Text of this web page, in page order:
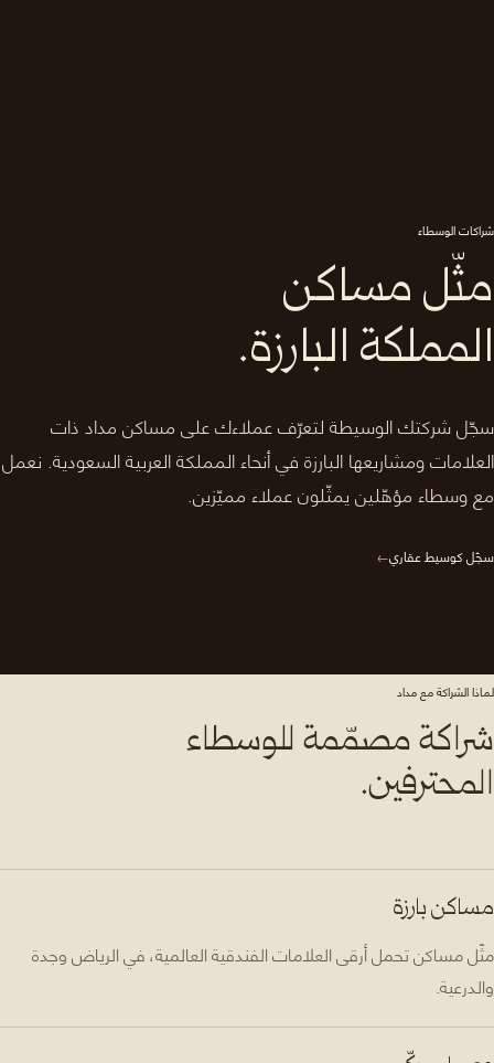
شراكات الوسطاء
مثّل مساكن
المملكة البارزة.
سجّل شركتك الوسيطة لتعرّف عملاءك على مساكن مداد ذات
العلامات ومشاريعها البارزة في أنحاء المملكة العربية السعودية. نعمل
مع وسطاء مؤهّلين يمثّلون عملاء مميّزين.
سجّل كوسيط عقاري→
لماذا الشراكة مع مداد
شراكة مصمّمة للوسطاء
المحترفين.
مساكن بارزة
مثّل مساكن تحمل أرقى العلامات الفندقية العالمية، في الرياض وجدة
والدرعية.